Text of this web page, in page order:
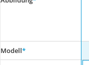
Modell*